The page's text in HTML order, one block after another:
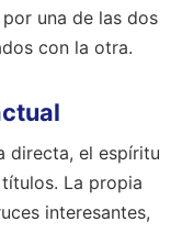
una de las dos
con la otra.
directa, el espíritu
La propia
interesantes,